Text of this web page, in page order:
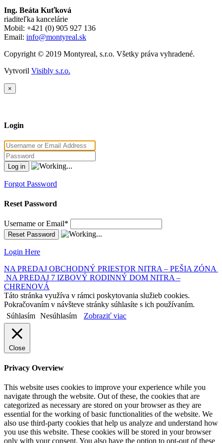
Ing. Beáta Kuťková
riaditeľka kancelárie
Mobil: +421 (0) 905 927 136
Email: info@montyreal.sk
Copyright © 2019 Montyreal, s.r.o. Všetky práva vyhradené.
Vytvoril Visibly s.r.o.
×
Login
Forgot Password
Reset Password
Username or Email*
Login Here
NA PREDAJ OBCHODNÝ PRIESTOR NITRA – PEŠIA ZÓNA
NA PREDAJ 7 IZBOVÝ RODINNÝ DOM NITRA –
CHRENOVÁ
Táto stránka využíva v rámci poskytovania služieb cookies.
Pokračovaním v návšteve stránky súhlasíte s ich používaním.
Súhlasím Nesúhlasím Zobraziť viac
Close
Privacy Overview
This website uses cookies to improve your experience while you
navigate through the website. Out of these, the cookies that are
categorized as necessary are stored on your browser as they are
essential for the working of basic functionalities of the website. We
also use third-party cookies that help us analyze and understand how
you use this website. These cookies will be stored in your browser
only with your consent. You also have the option to opt-out of these